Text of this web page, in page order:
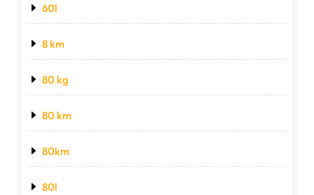
60l
8 km
80 kg
80 km
80km
80l